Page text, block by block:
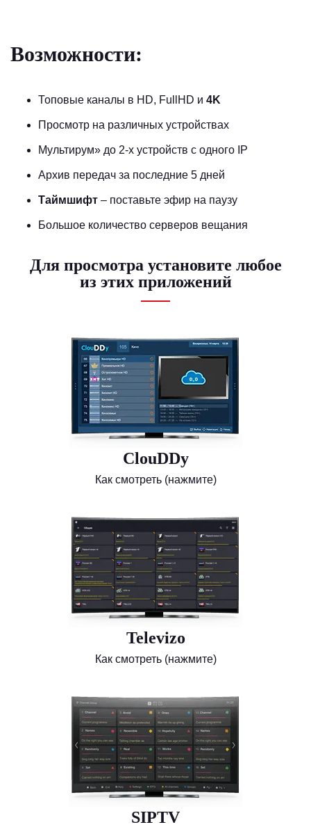
Возможности:
Топовые каналы в HD, FullHD и 4K
Просмотр на различных устройствах
Мультирум» до 2-х устройств с одного IP
Архив передач за последние 5 дней
Таймшифт – поставьте эфир на паузу
Большое количество серверов вещания
Для просмотра установите любое
из этих приложений
ClouDDy
Как смотреть (нажмите)
Televizo
Как смотреть (нажмите)
SIPTV